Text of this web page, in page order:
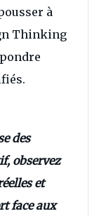
à
Thinking
des
observez
et
face aux